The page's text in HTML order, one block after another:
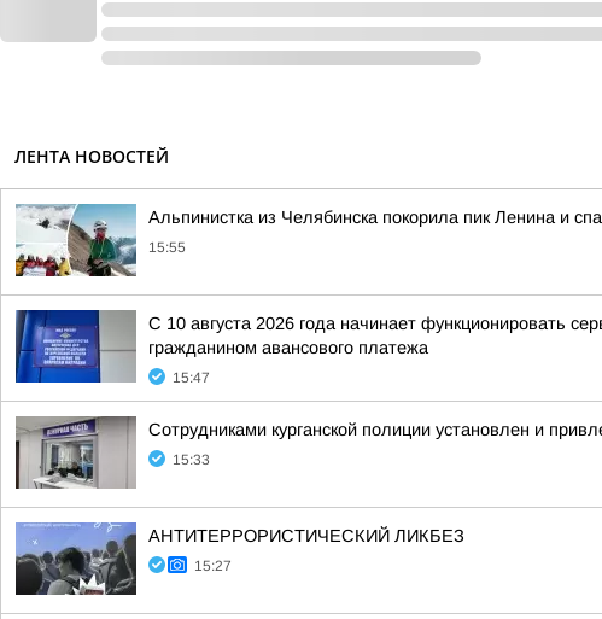
ЛЕНТА НОВОСТЕЙ
Альпинистка из Челябинска покорила пик Ленина и
15:55
С 10 августа 2026 года начинает функционировать
гражданином авансового платежа
15:47
Сотрудниками курганской полиции установлен и
15:33
АНТИТЕРРОРИСТИЧЕСКИЙ ЛИКБЕЗ
15:27